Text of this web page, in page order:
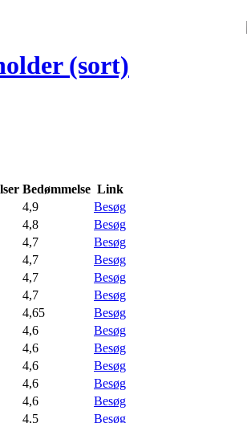
(sort)
Bedømmelse Link
4,9
Besøg
4,8
Besøg
4,7
Besøg
4,7
Besøg
4,7
Besøg
4,7
Besøg
4,65
Besøg
4,6
Besøg
4,6
Besøg
4,6
Besøg
4,6
Besøg
4,6
Besøg
4,5
Besøg